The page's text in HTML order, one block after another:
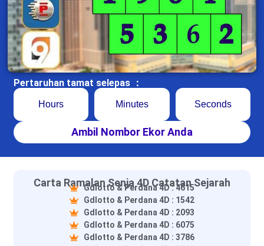
Pertaruhan tamat selepas ：
Hours Minutes Seconds
Ambil Nombor Ekor Anda
Carta Ramalan Senja 4D Catatan Sejarah
Gdlotto & Perdana 4D : 4615
Gdlotto & Perdana 4D : 1542
Gdlotto & Perdana 4D : 2093
Gdlotto & Perdana 4D : 6075
Gdlotto & Perdana 4D : 3786